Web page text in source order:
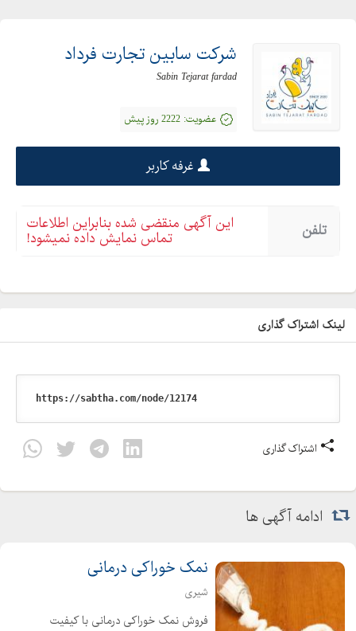
شرکت سابین تجارت فرداد
Sabin Tejarat fardad
عضویت: 2222 روز پیش
غرفه کاربر
تلفن این آگهی منقضی شده بنابراین اطلاعات
تماس نمایش داده نمیشود!
لینک اشتراک گذاری
اشتراک گذاری
ادامه آگهی ها
نمک خوراکی درمانی
شیری
فروش نمک خوراکی درمانی با کیفیت